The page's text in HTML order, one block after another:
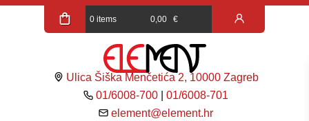
0 items 0,00 €
Ulica Šiška Menčetića 2, 10000 Zagreb
01/6008-700 |01/6008-701
element@element.hr